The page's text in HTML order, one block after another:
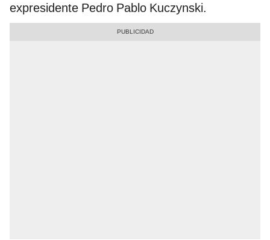
expresidente Pedro Pablo Kuczynski.